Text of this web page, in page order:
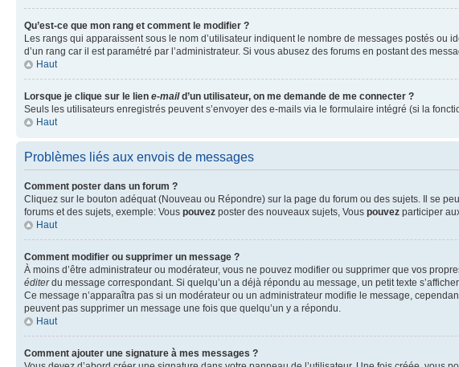
Qu’est-ce que mon rang et comment le modifier ?
Les rangs qui apparaissent sous le nom d’utilisateur indiquent le nombre de messages postés
d’un rang car il est paramétré par l’administrateur. Si vous abusez des forums en postant des
Haut
Lorsque je clique sur le lien e-maild’un utilisateur, on me demande de me connecter ?
Seuls les utilisateurs enregistrés peuvent s’envoyer des e-mails via le formulaire intégré (si la
Haut
Problèmes liés aux envois de messages
Comment poster dans un forum ?
Cliquez sur le bouton adéquat (Nouveau ou Répondre) sur la page du forum ou des sujets. Il se
forums et des sujets, exemple: Vous pouvez poster des nouveaux sujets, Vous pouvez participer
Haut
Comment modifier ou supprimer un message ?
À moins d’être administrateur ou modérateur, vous ne pouvez modifier ou supprimer que vos
éditerdu message correspondant. Si quelqu’un a déjà répondu au message, un petit texte
Ce message n’apparaîtra pas si un modérateur ou un administrateur modifie le message,
peuvent pas supprimer un message une fois que quelqu’un y a répondu.
Haut
Comment ajouter une signature à mes messages ?